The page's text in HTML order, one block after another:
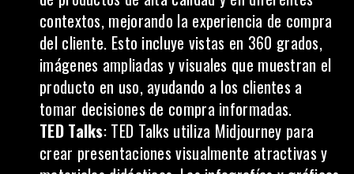
contextos, mejorando la experiencia de compra
del cliente. Esto incluye vistas en 360 grados,
imágenes ampliadas y visuales que muestran el
producto en uso, ayudando a los clientes a
tomar decisiones de compra informadas.
TED Talks: TED Talks utiliza Midjourney para
crear presentaciones visualmente atractivas y